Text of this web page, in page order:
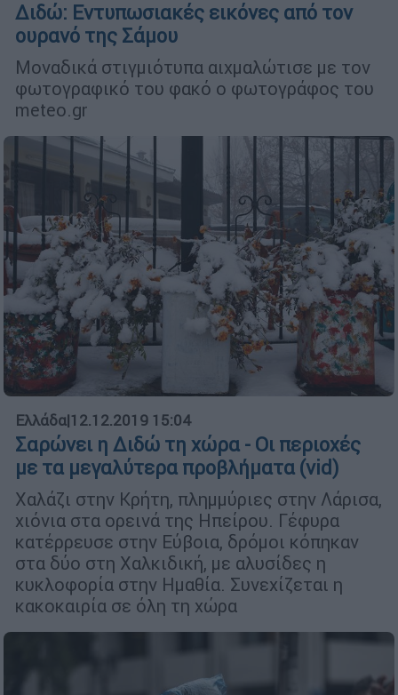
Διδώ: Εντυπωσιακές εικόνες από τον
ουρανό της Σάμου
Μοναδικά στιγμιότυπα αιχμαλώτισε με τον
φωτογραφικό του φακό ο φωτογράφος του
meteo.gr
Ελλάδα|12.12.2019 15:04
Σαρώνει η Διδώ τη χώρα - Οι περιοχές
με τα μεγαλύτερα προβλήματα (vid)
Χαλάζι στην Κρήτη, πλημμύριες στην Λάρισα,
χιόνια στα ορεινά της Ηπείρου. Γέφυρα
κατέρρευσε στην Εύβοια, δρόμοι κόπηκαν
στα δύο στη Χαλκιδική, με αλυσίδες η
κυκλοφορία στην Ημαθία. Συνεχίζεται η
κακοκαιρία σε όλη τη χώρα